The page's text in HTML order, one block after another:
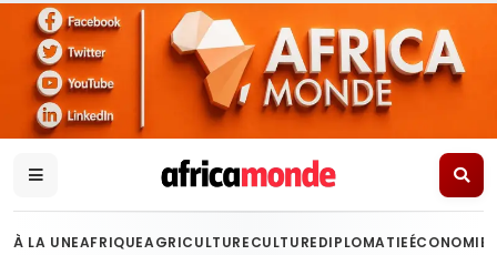
À LA UNEAFRIQUEAGRICULTURECULTUREDIPLOMATIEÉCONOMIE